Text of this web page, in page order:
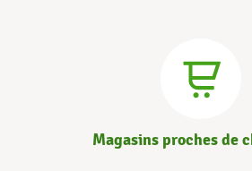
Magasins proches de